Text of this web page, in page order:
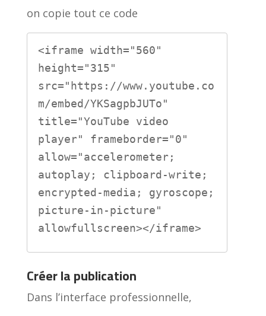
on copie tout ce code
<iframe width="560"
height="315"
src="https://www.youtube.co
m/embed/YKSagpbJUTo"
title="YouTube video
player" frameborder="0"
allow="accelerometer;
autoplay; clipboard-write;
encrypted-media; gyroscope;
picture-in-picture"
allowfullscreen></iframe>
Créer la publication
Dans l’interface professionnelle,